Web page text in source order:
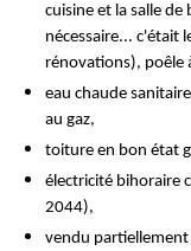
cuisine et la salle de
nécessaire... c'était
rénovations), poêle
eau chaude
au gaz,
toiture en bon état
électricité bihoraire
2044),
vendu partiellement